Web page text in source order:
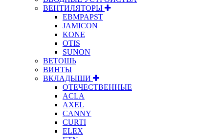
ВЕНТИЛЯТОРЫ
EBMPAPST
JAMICON
KONE
OTIS
SUNON
ВЕТОШЬ
ВИНТЫ
ВКЛАДЫШИ
ОТЕЧЕСТВЕННЫЕ
ACLA
AXEL
CANNY
CURTI
ELEX